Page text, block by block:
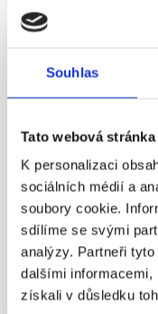
Souhlas
Tato webová
K personalizaci
sociálních médií a
soubory cookie.
sdílíme se svými
analýzy. Partneři
dalšími informacemi,
získali v důsledku
fondu pak odvede
hodnoty základního
společenské smlouvě či
použít pouze ke krytí
souladu s obchodním
valná hromada.
Vytvoření rezervního
společnosti s ručením
rezervního fondu je však
zisku společnosti (ne
Ročně se fond doplňuje
určenou společenskou
fondu rozhoduje